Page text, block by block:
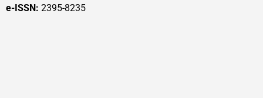
e-ISSN: 2395-8235